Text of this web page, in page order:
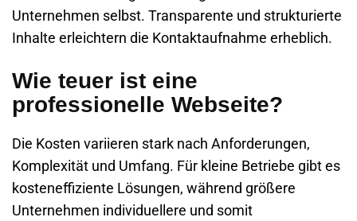
Unternehmen selbst. Transparente und strukturierte
Inhalte erleichtern die Kontaktaufnahme erheblich.
Wie teuer ist eine
professionelle Webseite?
Die Kosten variieren stark nach Anforderungen,
Komplexität und Umfang. Für kleine Betriebe gibt es
kosteneffiziente Lösungen, während größere
Unternehmen individuellere und somit